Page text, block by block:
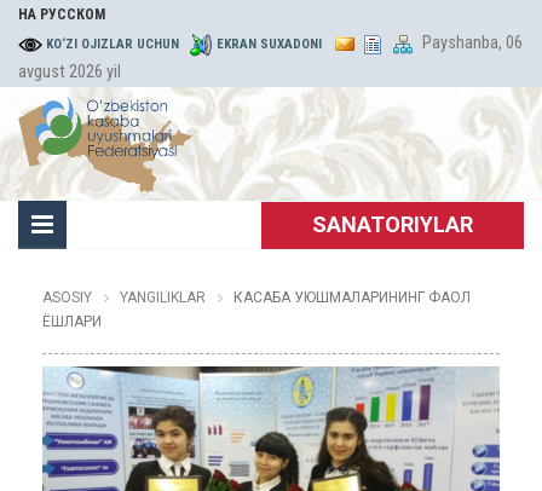
НА РУССКОМ
KO‘ZI OJIZLAR UCHUN EKRAN SUXADONI
Payshanba, 06
avgust 2026 yil
SANATORIYLAR
ASOSIY YANGILIKLAR
КАСАБА УЮШМАЛАРИНИНГ ФАОЛ
ЁШЛАРИ